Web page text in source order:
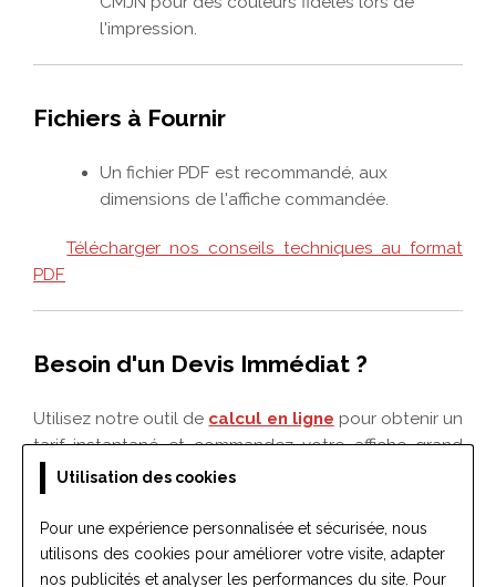
Utilisation des cookies
Pour une expérience personnalisée et sécurisée, nous
utilisons des cookies pour améliorer votre visite, adapter
nos publicités et analyser les performances du site. Pour